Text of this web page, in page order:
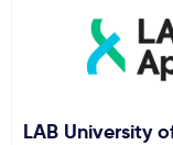
LAB University